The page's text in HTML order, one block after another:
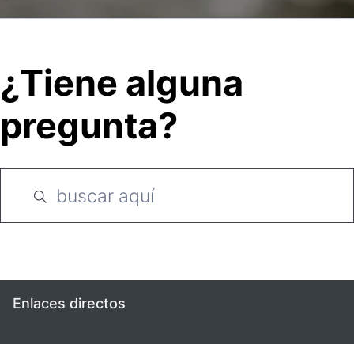
¿Tiene alguna
pregunta?
Enlaces directos